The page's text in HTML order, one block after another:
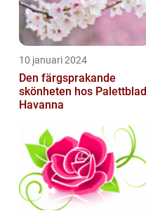
10 januari 2024
Den färgsprakande
skönheten hos Palettblad
Havanna